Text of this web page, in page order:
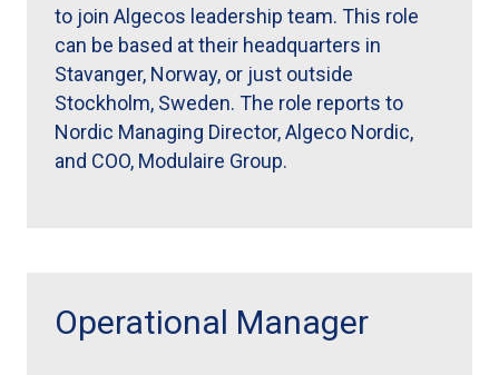
to join Algecos leadership team. This role
can be based at their headquarters in
Stavanger, Norway, or just outside
Stockholm, Sweden. The role reports to
Nordic Managing Director, Algeco Nordic,
and COO, Modulaire Group.
Operational Manager